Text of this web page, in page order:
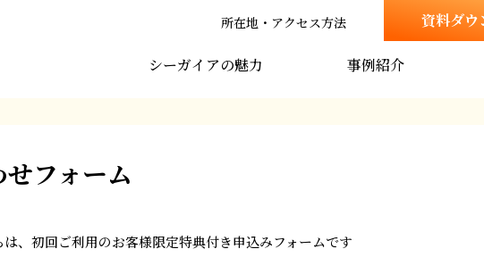
所在地・アクセス方法 資料ダウ
シーガイアの魅力 事例紹介
フォーム
は、初回ご利用のお客様限定特典付き申込みフォームです